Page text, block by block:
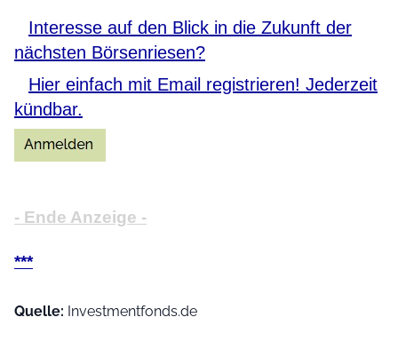
Interesse auf den Blick in die Zukunft der
nächsten Börsenriesen?
Hier einfach mit Email registrieren! Jederzeit
kündbar.
- Ende Anzeige -
***
Quelle: Investmentfonds.de